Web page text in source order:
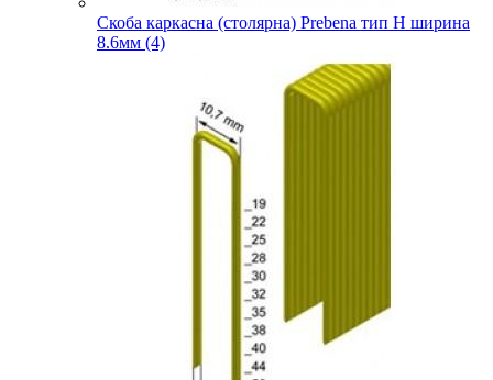
Скоба каркасна (столярна) Prebena тип H ширина
8.6мм (4)